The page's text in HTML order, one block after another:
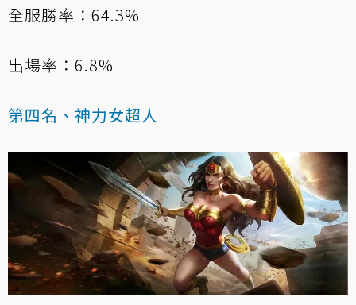
全服勝率：64.3%
出場率：6.8%
第四名、神力女超人